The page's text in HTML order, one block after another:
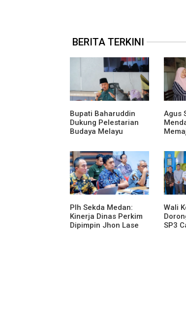
BERITA TERKINI
Bupati Baharuddin
Dukung Pelestarian
Budaya Melayu
Bertanjak Jilid 7
Agus
Karya
Plh Sekda Medan:
Kinerja Dinas Perkim
Dipimpin Jhon Lase
Wali
SP3